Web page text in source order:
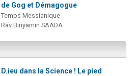
de Gog et Démagogue
Temps Messianique
Rav Binyamin SAADA
D.ieu dans la Science ! Le pied